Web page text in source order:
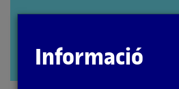
PID_00251156
Informació